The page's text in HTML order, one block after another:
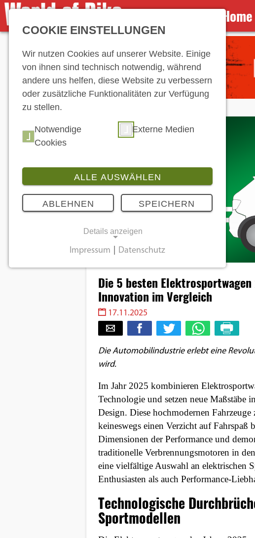
Home
Produkt
Die 5 besten
Innovation im Vergleich
17.11.2025
Die Automobilindustrie erlebt eine
wird.
Im Jahr 2025 kombinieren
Technologie und setzen neue Maßstäbe
Design. Diese hochmodernen
keineswegs einen Verzicht auf Fahrspaß
Dimensionen der Performance und
traditionelle Verbrennungsmotoren in
eine vielfältige Auswahl an elektrischen
Enthusiasten als auch Performance-
Technologische
Sportmodellen
COOKIE EINSTELLUNGEN
Wir nutzen Cookies auf unserer Website. Einige
von ihnen sind technisch notwendig, während
andere uns helfen, diese Website zu verbessern
oder zusätzliche Funktionalitäten zur Verfügung
zu stellen.
Notwendige
Cookies
Externe Medien
ALLE AUSWÄHLEN
ABLEHNEN SPEICHERN
Details anzeigen
Notwendige Cookies ermöglichen
grundlegende Funktionen und sind für die
Einverständnis-Cookie
Dieser Cookie speichert die
Einverständnis-Optionen des
EXTERNE MEDIEN
Impressum Datenschutz